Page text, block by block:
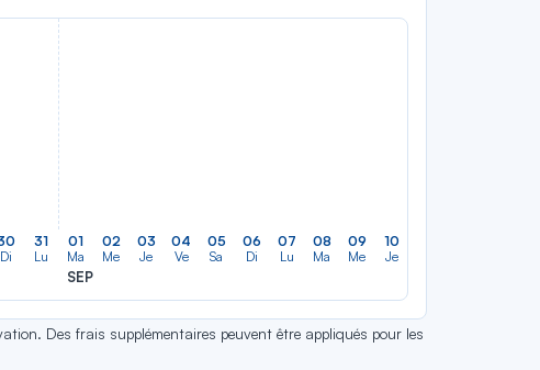
Di
31
Lu
01
Ma
SEP
02
Me
03
Je
04
Ve
05
Sa
06
Di
07
Lu
08
Ma
09
Me
10
Je
Des frais supplémentaires peuvent être appliqués pour les